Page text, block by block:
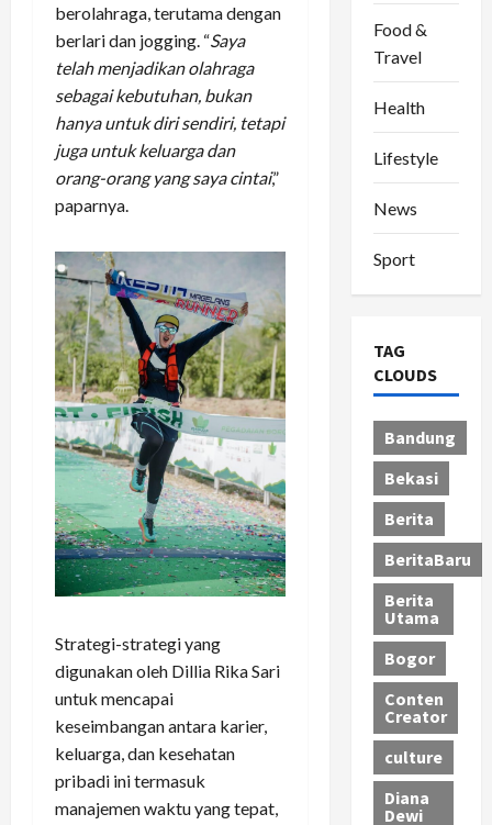
berolahraga, terutama dengan
berlari dan jogging. “Saya
telah menjadikan olahraga
sebagai kebutuhan, bukan
hanya untuk diri sendiri, tetapi
juga untuk keluarga dan
orang-orang yang saya cintai,”
paparnya.
Strategi-strategi yang
digunakan oleh Dillia Rika Sari
untuk mencapai
keseimbangan antara karier,
keluarga, dan kesehatan
pribadi ini termasuk
manajemen waktu yang tepat,
Food &
Travel
Health
Lifestyle
News
Sport
TAG
CLOUDS
Bandung
Bekasi
Berita
BeritaBaru
Berita
Utama
Bogor
Conten
Creator
culture
Diana
Dewi